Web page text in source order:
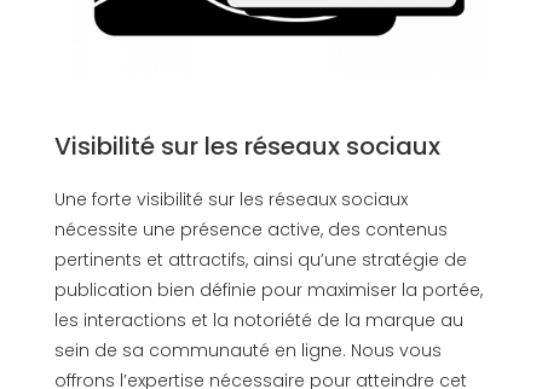
Visibilité sur les réseaux sociaux
Une forte visibilité sur les réseaux sociaux
nécessite une présence active, des contenus
pertinents et attractifs, ainsi qu’une stratégie de
publication bien définie pour maximiser la portée,
les interactions et la notoriété de la marque au
sein de sa communauté en ligne. Nous vous
offrons l’expertise nécessaire pour atteindre cet